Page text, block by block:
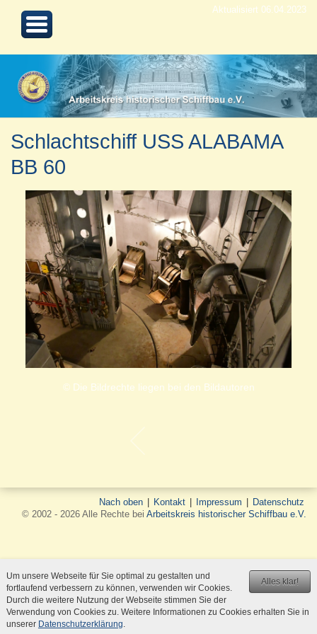
Aktualisiert 06.04.2023
Schlachtschiff USS ALABAMA
BB 60
© Die Bildrechte liegen bei den Bildautoren
Nach oben Kontakt Impressum
Datenschutz
© 2002 - 2026 Alle Rechte bei Arbeitskreis historischer Schiffbau e.V.
Alles klar!
Um unsere Webseite für Sie optimal zu gestalten und
fortlaufend verbessern zu können, verwenden wir Cookies.
Durch die weitere Nutzung der Webseite stimmen Sie der
Verwendung von Cookies zu. Weitere Informationen zu Cookies erhalten Sie in
unserer Datenschutzerklärung